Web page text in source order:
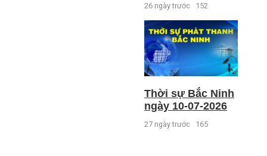
26 ngày trước 152
Thời sự Bắc Ninh
ngày 10-07-2026
27 ngày trước 165